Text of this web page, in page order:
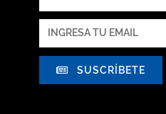
SUSCRÍBETE